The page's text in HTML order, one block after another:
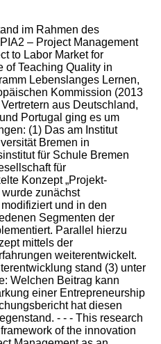
im Rahmen des
– Project Management
to Labor Market for
of Teaching Quality in
Lebenslanges Lernen,
Kommission (2013
aus Deutschland,
Portugal ging es um
(1) Das am Institut
Bremen in
für Schule Bremen
für
Konzept „Projekt-
zunächst
und in den
Segmenten der
Parallel hierzu
mittels der
weiterentwickelt.
stand (3) unter
Welchen Beitrag kann
einer Entrepreneurship
hat diesen
- - - This research
of the innovation